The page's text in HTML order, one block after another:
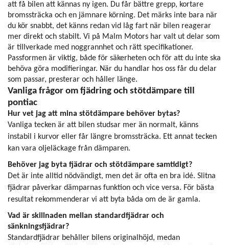
att få bilen att kännas ny igen. Du får bättre grepp, kortare
bromssträcka och en jämnare körning. Det märks inte bara när
du kör snabbt, det känns redan vid låg fart när bilen reagerar
mer direkt och stabilt. Vi på Malm Motors har valt ut delar som
är tillverkade med noggrannhet och rätt specifikationer.
Passformen är viktig, både för säkerheten och för att du inte ska
behöva göra modifieringar. När du handlar hos oss får du delar
som passar, presterar och håller länge.
Vanliga frågor om fjädring och stötdämpare till
pontiac
Hur vet jag att mina stötdämpare behöver bytas?
Vanliga tecken är att bilen studsar mer än normalt, känns
instabil i kurvor eller får längre bromssträcka. Ett annat tecken
kan vara oljeläckage från dämparen.
Behöver jag byta fjädrar och stötdämpare samtidigt?
Det är inte alltid nödvändigt, men det är ofta en bra idé. Slitna
fjädrar påverkar dämparnas funktion och vice versa. För bästa
resultat rekommenderar vi att byta båda om de är gamla.
Vad är skillnaden mellan standardfjädrar och
sänkningsfjädrar?
Standardfjädrar behåller bilens originalhöjd, medan